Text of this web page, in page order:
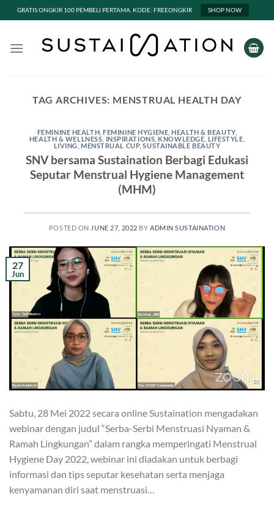
GRATIS ONGKIR 100 PEMBELI PERTAMA. KODE: FREEONGKIR SHOP NOW
TAG ARCHIVES: MENSTRUAL HEALTH DAY
FEMININE HEALTH ,FEMININE HYGIENE ,HEALTH & BEAUTY,
HEALTH & WELLNESS INSPIRATIONS KNOWLEDGE LIFESTYLE
LIVING MENSTRUAL CUP,SUSTAINABLE BEAUTY
SNV bersama Sustaination Berbagi Edukasi
Seputar Menstrual Hygiene Management
(MHM)
POSTED ON JUNE 27, 2022 BYADMIN SUSTAINATION
27
Jun
Sabtu, 28 Mei 2022 secara online Sustaination mengadakan
webinar dengan judul “Serba-Serbi Menstruasi Nyaman &
Ramah Lingkungan” dalam rangka memperingati Menstrual
Hygiene Day 2022, webinar ini diadakan untuk berbagi
informasi dan tips seputar kesehatan serta menjaga
kenyamanan diri saat menstruasi…